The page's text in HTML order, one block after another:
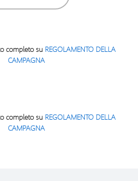
completo su REGOLAMENTO DELLA
CAMPAGNA
completo su REGOLAMENTO DELLA
CAMPAGNA